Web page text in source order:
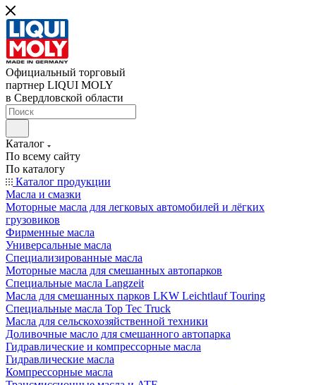
Официальный торговый
партнер LIQUI MOLY
в Свердловской области
Каталог
По всему сайту
По каталогу
Каталог продукции
Масла и смазки
Моторные масла для легковых автомобилей и лёгких
грузовиков
Фирменные масла
Универсальные масла
Специализированные масла
Моторные масла для смешанных автопарков
Специальные масла Langzeit
Масла для смешанных парков LKW Leichtlauf Touring
Специальные масла Top Tec Truck
Масла для сельскохозяйственной техники
Доливочные масло для смешанного автопарка
Гидравлические и компрессорные масла
Гидравлические масла
Компрессорные масла